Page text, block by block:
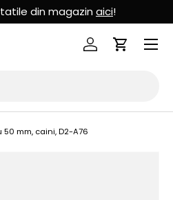
din magazin aici!
Logheaza-te
Cos de
mm, caini, D2-A76